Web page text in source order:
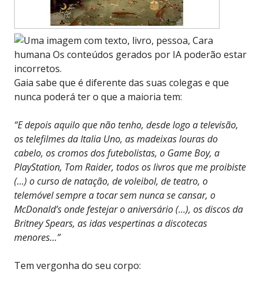
Gaia sabe que é diferente das suas colegas e que
nunca poderá ter o que a maioria tem:
“E depois aquilo que não tenho, desde logo a televisão,
os telefilmes da Italia Uno, as madeixas louras do
cabelo, os cromos dos futebolistas, o Game Boy, a
PlayStation, Tom Raider, todos os livros que me proibiste
(…) o curso de natação, de voleibol, de teatro, o
telemóvel sempre a tocar sem nunca se cansar, o
McDonald’s onde festejar o aniversário (…), os discos da
Britney Spears, as idas vespertinas a discotecas
menores…”
Tem vergonha do seu corpo: